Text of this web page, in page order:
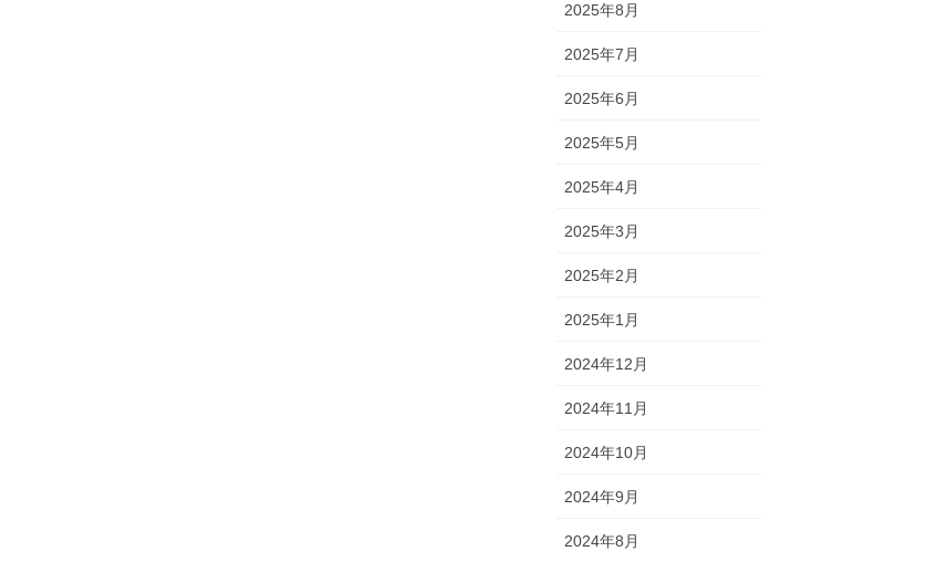
2025年8月
2025年7月
2025年6月
2025年5月
2025年4月
2025年3月
2025年2月
2025年1月
2024年12月
2024年11月
2024年10月
2024年9月
2024年8月